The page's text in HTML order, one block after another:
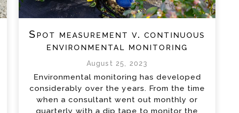
Spot measurement v. continuous
environmental monitoring
August 25, 2023
Environmental monitoring has developed
considerably over the years. From the time
when a consultant went out monthly or
quarterly with a dip tape to monitor the